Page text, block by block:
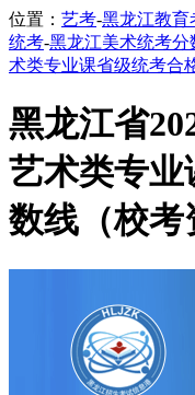
位置： 艺考-黑龙江教育
统考-黑龙江美术统考分
术类专业课省级统考合
黑龙江省
艺术类专
数线（校